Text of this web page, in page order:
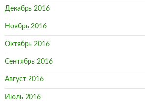
Декабрь 2016
Ноябрь 2016
Октябрь 2016
Сентябрь 2016
Август 2016
Июль 2016